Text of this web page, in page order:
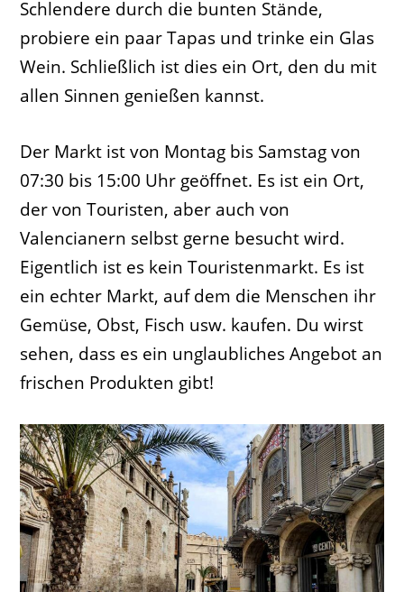
Schlendere durch die bunten Stände,
probiere ein paar Tapas und trinke ein Glas
Wein. Schließlich ist dies ein Ort, den du mit
allen Sinnen genießen kannst.
Der Markt ist von Montag bis Samstag von
07:30 bis 15:00 Uhr geöffnet. Es ist ein Ort,
der von Touristen, aber auch von
Valencianern selbst gerne besucht wird.
Eigentlich ist es kein Touristenmarkt. Es ist
ein echter Markt, auf dem die Menschen ihr
Gemüse, Obst, Fisch usw. kaufen. Du wirst
sehen, dass es ein unglaubliches Angebot an
frischen Produkten gibt!